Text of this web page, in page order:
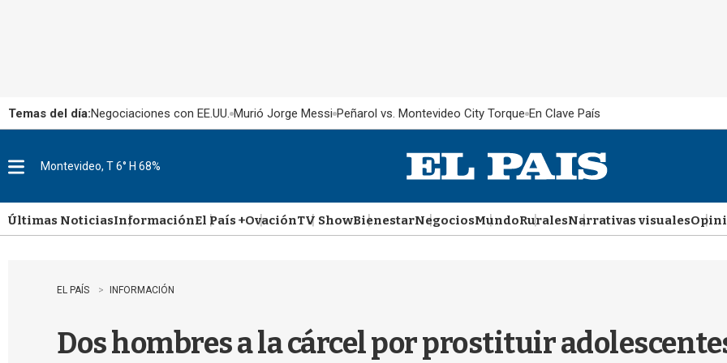
Temas del día:Negociaciones con EE.UU. Murió Jorge Messi Peñarol vs. Montevideo City Torque En Clave País
u
Montevideo, T 6° H 68%
Últimas NoticiasInformaciónEl País +OvaciónTV ShowBienestarNegociosMundoRuralesNarrativas visuales
EL PAÍS INFORMACIÓN
Dos hombres a la cárcel por prostituir